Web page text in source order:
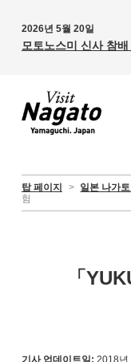
2026년 5월 20일
모토노스미 신사 참
탑 페이지 > 일본 나가
험
「
기사 업데이트일: 2018년